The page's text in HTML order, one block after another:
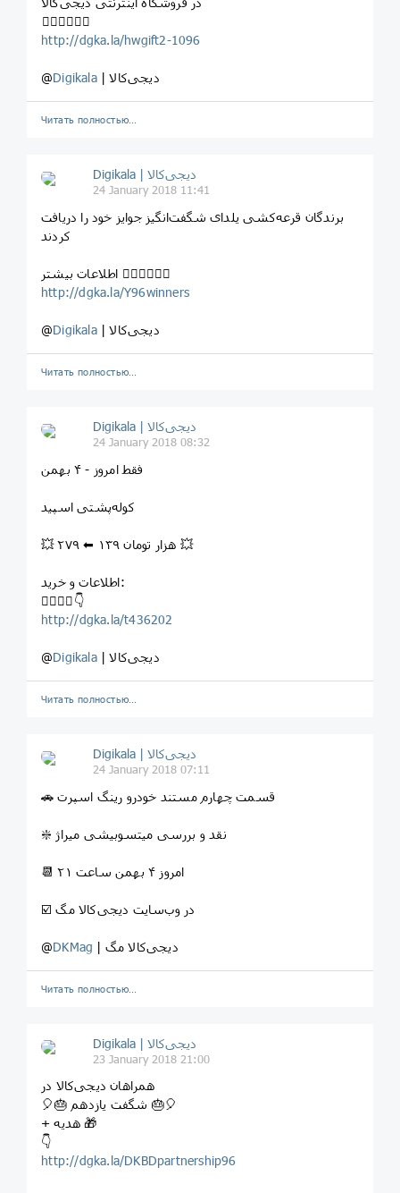
⁣⁣⁣⁣👇🏻👇🏼👇🏽
http://dgka.la/hwgift2-1096
@Digikala | دیجی‌کالا
Читать полностью…
Digikala | دیجی‌کالا
24 January 2018 11:41
برندگان قرعه‌کشی یلدای شگفت‌انگیز جوایز خود را دریافت
کردند
اطلاعات بیشتر 👇🏻👇🏼👇🏽
http://dgka.la/Y96winners
@Digikala | دیجی‌کالا
Читать полностью…
Digikala | دیجی‌کالا
24 January 2018 08:32
⁣⁣فقط امروز - ۴ بهمن
⁣کوله‌پشتی اسپيد
💥 ۲۷۹ ⬅ ۱۳۹ هزار تومان 💥
اطلاعات و خرید:
⁣👇🏻👇🏼👇
http://dgka.la/t436202
@Digikala | دیجی‌کالا
Читать полностью…
Digikala | دیجی‌کالا
24 January 2018 07:11
❇️ نقد و بررسی میتسوبیشی میراژ
📆 امروز ۴ بهمن ساعت ۲۱
☑️ در وب‌سایت دیجی‌کالا مگ
@DKMag | دیجی‌کالا مگ
Читать полностью…
Digikala | دیجی‌کالا
23 January 2018 21:00
⁣همراهان دیجی‌کالا در
⁣⁣🎈⁣🎂 شگفت یازدهم ⁣🎂🎈
+ هدیه 🎁
👇
http://dgka.la/DKBDpartnership96